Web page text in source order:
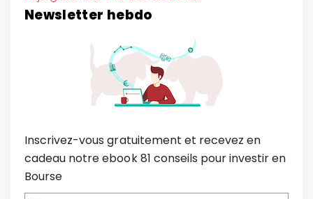
Newsletter hebdo
Inscrivez-vous gratuitement et recevez en
cadeau notre ebook 81 conseils pour investir en
Bourse